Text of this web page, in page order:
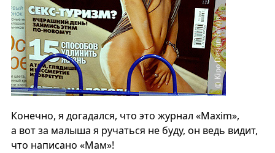
Конечно, я догадался, что это журнал «Maxim»,
а вот за малыша я ручаться не буду, он ведь видит,
что написано «Мам»!